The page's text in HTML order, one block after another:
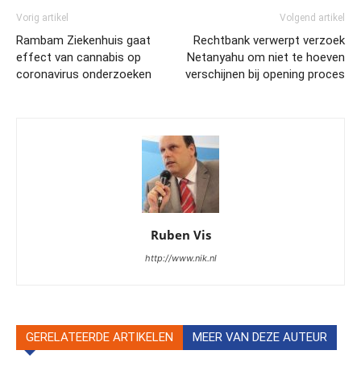
Vorig artikel
Rambam Ziekenhuis gaat
effect van cannabis op
coronavirus onderzoeken
Volgend artikel
Rechtbank verwerpt verzoek
Netanyahu om niet te hoeven
verschijnen bij opening proces
Ruben Vis
http://www.nik.nl
GERELATEERDE ARTIKELEN MEER VAN DEZE AUTEUR